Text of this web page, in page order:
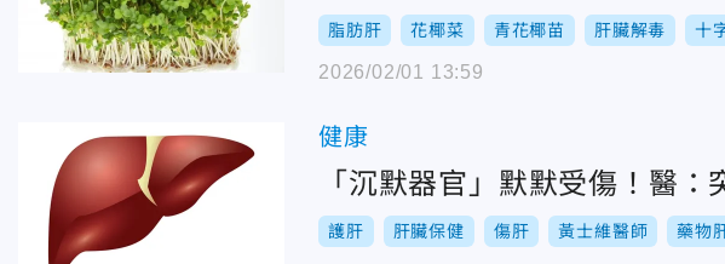
脂肪肝 花椰菜 青花椰苗 肝臟解毒 十
2026/02/01 13:59
健康
「沉默器官」默默受傷！醫
護肝 肝臟保健 傷肝 黃士維醫師 藥物